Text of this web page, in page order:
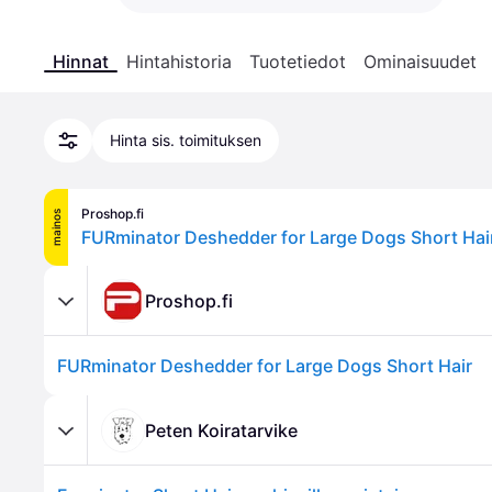
Hinnat Hintahistoria Tuotetiedot Ominaisuudet
Hinta sis. toimituksen
mainos Proshop.fi
FURminator Deshedder for Large Dogs Short
Proshop.fi
FURminator Deshedder for Large Dogs Short Hair
Peten Koiratarvike